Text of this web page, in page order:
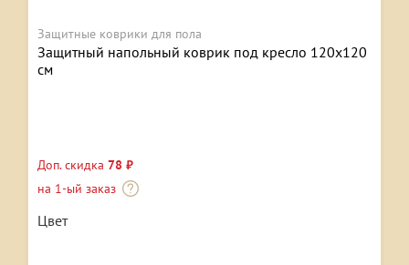
Защитные коврики для пола
Защитный напольный коврик под кресло 120х120
см
Доп. скидка 78 ₽
на 1-ый заказ
Цвет